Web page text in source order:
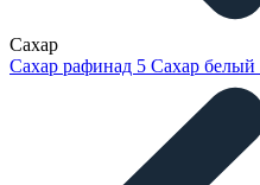
Сахар
Сахар рафинад 5 Сахар белый